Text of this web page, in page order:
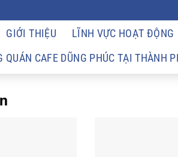
GIỚI THIỆU LĨNH VỰC HOẠT ĐỘNG
QUÁN CAFE DŨNG PHÚC TẠI THÀNH